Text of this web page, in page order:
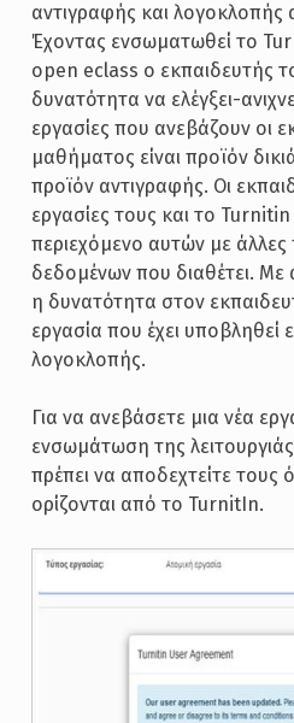
αντιγραφής και
Έχοντας ενσωματωθεί το
open eclass ο εκπαιδευτής
δυνατότητα να ελέγξει-
εργασίες που ανεβάζουν οι
μαθήματος είναι προϊόν
προϊόν αντιγραφής. Οι
εργασίες τους και το Turnitin
περιεχόμενο αυτών με
δεδομένων που διαθέτει. Με
η δυνατότητα στον
εργασία που έχει υποβληθεί
λογοκλοπής.
Για να ανεβάσετε μια νέα
ενσωμάτωση της
πρέπει να αποδεχτείτε τους
ορίζονται από το TurnitIn.